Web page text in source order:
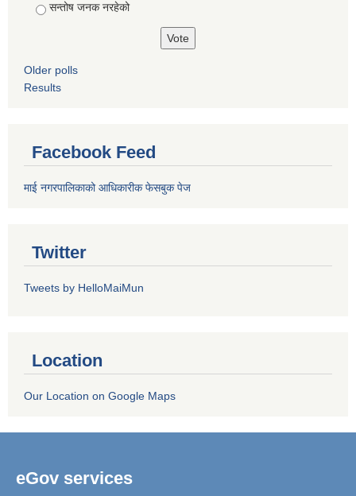
सन्तोष जनक नरहेको
Older polls
Results
Facebook Feed
माई नगरपालिकाको आधिकारीक फेसबुक पेज
Twitter
Tweets by HelloMaiMun
Location
Our Location on Google Maps
eGov services